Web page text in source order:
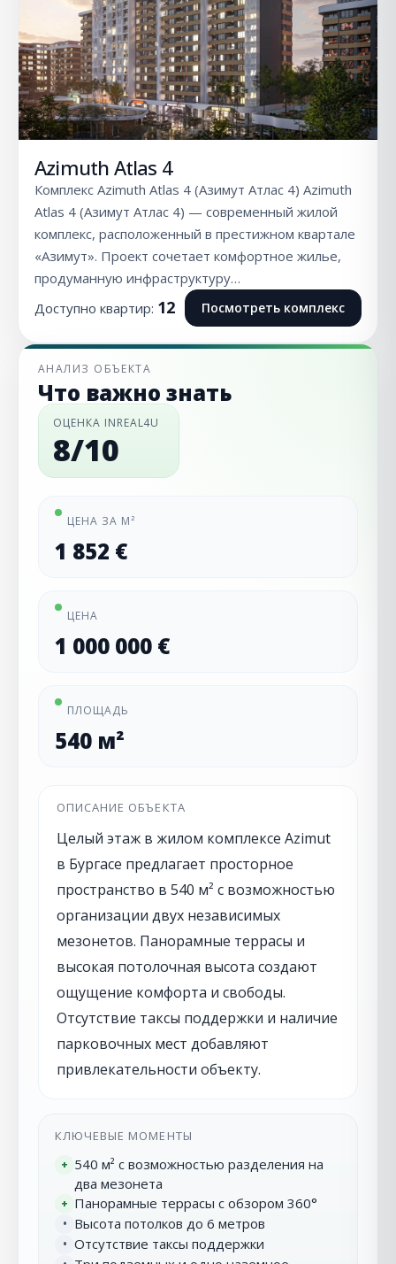
Azimuth Atlas 4
Комплекс Azimuth Atlas 4 (Азимут Атлас 4) Azimuth
Atlas 4 (Азимут Атлас 4) — современный жилой
комплекс, расположенный в престижном квартале
«Азимут». Проект сочетает комфортное жилье,
продуманную инфраструктуру…
Доступно квартир: 12 Посмотреть комплекс
АНАЛИЗ ОБЪЕКТА
Что важно знать
ОЦЕНКА INREAL4U
8/10
ЦЕНА ЗА М²
1 852 €
ЦЕНА
1 000 000 €
ПЛОЩАДЬ
540 м²
ОПИСАНИЕ ОБЪЕКТА
Целый этаж в жилом комплексе Azimut
в Бургасе предлагает просторное
пространство в 540 м² с возможностью
организации двух независимых
мезонетов. Панорамные террасы и
высокая потолочная высота создают
ощущение комфорта и свободы.
Отсутствие таксы поддержки и наличие
парковочных мест добавляют
привлекательности объекту.
КЛЮЧЕВЫЕ МОМЕНТЫ
+ 540 м² с возможностью разделения на
два мезонета
+ Панорамные террасы с обзором 360°
• Высота потолков до 6 метров
• Отсутствие таксы поддержки